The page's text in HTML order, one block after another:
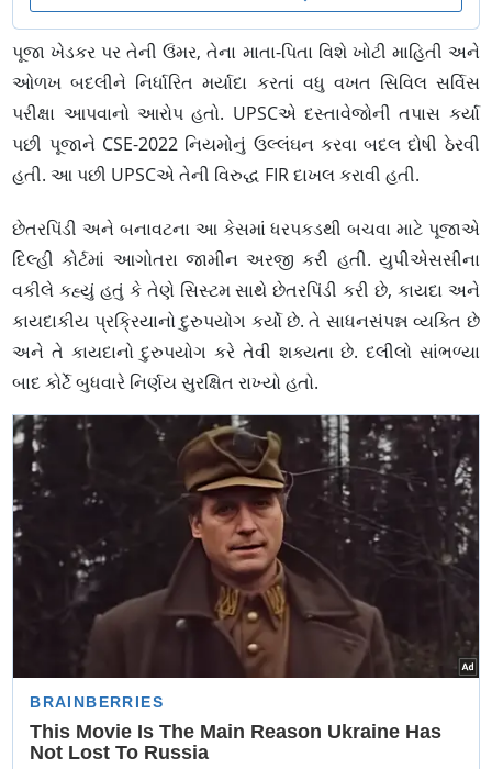
પૂજા ખેડકર પર તેની ઉંમર, તેના માતા-પિતા વિશે ખોટી માહિતી અને
ઓળખ બદલીને નિર્ધારિત મર્યાદા કરતાં વધુ વખત સિવિલ સર્વિસ
પરીક્ષા આપવાનો આરોપ હતો. UPSCએ દસ્તાવેજોની તપાસ કર્યા
પછી પૂજાને CSE-2022 નિયમોનું ઉલ્લંઘન કરવા બદલ દોષી ઠેરવી
હતી. આ પછી UPSCએ તેની વિરુદ્ધ FIR દાખલ કરાવી હતી.
છેતરપિંડી અને બનાવટના આ કેસમાં ધરપકડથી બચવા માટે પૂજાએ
દિલ્હી કોર્ટમાં આગોતરા જામીન અરજી કરી હતી. યુપીએસસીના
વકીલે કહ્યું હતું કે તેણે સિસ્ટમ સાથે છેતરપિંડી કરી છે, કાયદા અને
કાયદાકીય પ્રક્રિયાનો દુરુપયોગ કર્યો છે. તે સાધનસંપન્ન વ્યક્તિ છે
અને તે કાયદાનો દુરુપયોગ કરે તેવી શક્યતા છે. દલીલો સાંભળ્યા
બાદ કોર્ટે બુધવારે નિર્ણય સુરક્ષિત રાખ્યો હતો.